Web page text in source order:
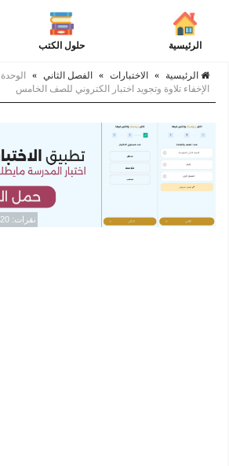
الرئيسية حلول الكتب
الرئيسية » الاختبارات » الفصل الثاني »
الإخفاء تلاوة وتجويد اختبار الكتروني للصف الخامس
نقرات: 203820 / مشاهدات: 284718211